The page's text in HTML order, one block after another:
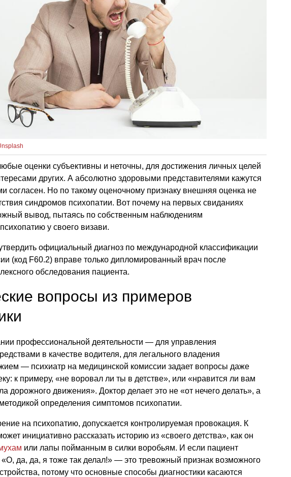
оценки субъективны и неточны, для достижения личных целей
других. А абсолютно здоровыми представителями кажутся
согласен. Но по такому оценочному признаку внешняя оценка не
синдромов психопатии. Вот почему на первых свиданиях
вывод, пытаясь по собственным наблюдениям
у своего визави.
официальный диагноз по международной классификации
(код F60.2) вправе только дипломированный врач после
обследования пациента.
вопросы из примеров
профессиональной деятельности — для управления
в качестве водителя, для легального владения
— психиатр на медицинской комиссии задает вопросы даже
к примеру, «не воровал ли ты в детстве», или «нравится ли вам
дорожного движения». Доктор делает это не «от нечего делать», а
определения симптомов психопатии.
на психопатию, допускается контролируемая провокация. К
инициативно рассказать историю из «своего детства», как он
или лапы пойманным в силки воробьям. И если пациент
да, да, я тоже так делал!» — это тревожный признак возможного
потому что основные способы диагностики касаются